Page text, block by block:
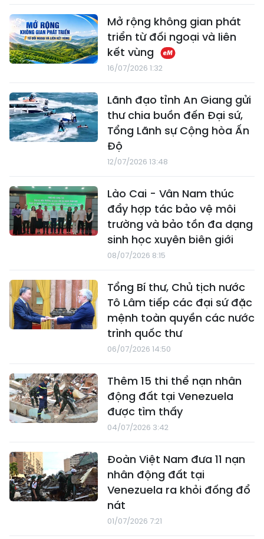
Mở rộng không gian phát
triển từ đối ngoại và liên
kết vùng
16/07/2026 1:32
Lãnh đạo tỉnh An Giang gửi
thư chia buồn đến Đại sứ,
Tổng Lãnh sự Cộng hòa Ấn
Độ
12/07/2026 13:48
Lào Cai - Vân Nam thúc
đẩy hợp tác bảo vệ môi
trường và bảo tồn đa dạng
sinh học xuyên biên giới
08/07/2026 8:15
Tổng Bí thư, Chủ tịch nước
Tô Lâm tiếp các đại sứ đặc
mệnh toàn quyền các nước
trình quốc thư
06/07/2026 14:50
Thêm 15 thi thể nạn nhân
động đất tại Venezuela
được tìm thấy
04/07/2026 3:42
Đoàn Việt Nam đưa 11 nạn
nhân động đất tại
Venezuela ra khỏi đống đổ
nát
01/07/2026 7:21